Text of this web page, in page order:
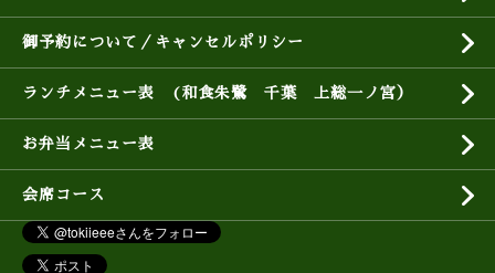
御予約について／キャンセルポリシー
ランチメニュー表 (和食朱鷺 千葉 上総一ノ宮）
お弁当メニュー表
会席コース